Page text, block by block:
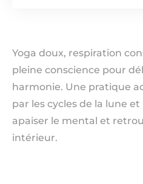
Yoga doux, respiration
pleine conscience pour
harmonie. Une pratique
par les cycles de la lune et
apaiser le mental et
intérieur.